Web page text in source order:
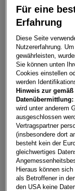
Ateca Style
8160 Weiz
Leasing
Laufzeit
60 Monate
Für eine
Erfahrung
Diese Seite
Nutzererfahrung.
gewährleisten,
Sie können unten
Cookies einstellen
werden
Hinweis zur
Datenübermittlung:
wird unter anderem
ausgeschlossen
Vertragspartner
(insbesondere dort
besteht kein der
gleichwertiges
Hieraus können
als Betroffener in
den USA keine